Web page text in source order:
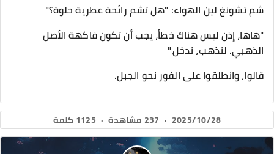
شم تشونغ لين الهواء: "هل تشم رائحة عطرية حلوة؟"
"هاها، إذن ليس هناك خطأ، يجب أن تكون فاكهة الأصل
الذهبي. لنذهب، ندخل."
قالوا، وانطلقوا على الفور نحو الجبل.
2025/10/28
· 237 مشاهدة · 1125 كلمة